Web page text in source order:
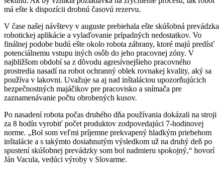
má ešte k dispozícii drobnú časovú rezervu.
V čase našej návštevy v auguste prebiehala ešte skúšobná prevádzka
robotickej aplikácie a vylaďovanie prípadných nedostatkov. Vo
finálnej podobe budú ešte okolo robota zábrany, ktoré majú predísť
potenciálnemu vstupu iných osôb do jeho pracovnej zóny. V
najbližšom období sa z dôvodu agresívnejšieho pracovného
prostredia nasadí na robot ochranný oblek rovnakej kvality, aký sa
používa v lakovni. Uvažuje sa aj nad inštaláciou upozorňujúcich
bezpečnostných majáčikov pre pracovisko a snímača pre
zaznamenávanie počtu obrobených kusov.
Po nasadení robota počas druhého dňa používania dokázali na stroji
za 8 hodín vyrobiť počet produktov zodpovedajúci 7-hodinovej
norme. „Bol som veľmi príjemne prekvapený hladkým priebehom
inštalácie a s takýmto dosiahnutým výsledkom už na druhý deň po
spustení skúšobnej prevádzky som bol nadmieru spokojný,“ hovorí
Ján Vacula, vedúci výroby v Slovarme.